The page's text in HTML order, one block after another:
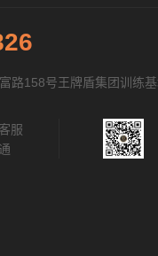
路158号王牌盾集团训练
服